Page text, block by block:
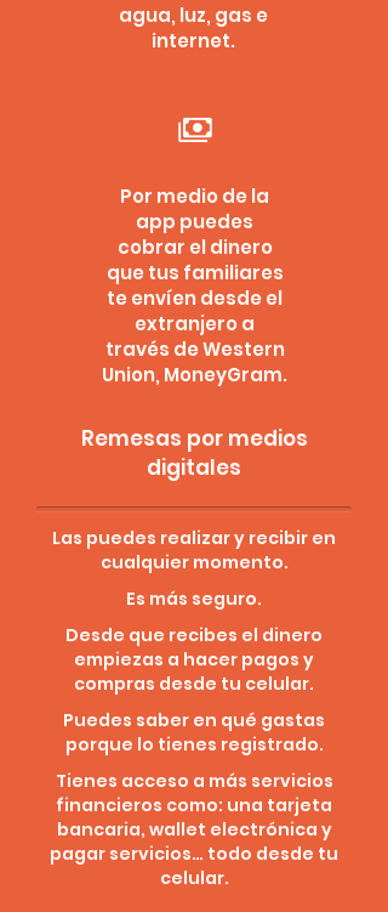
agua, luz, gas e
internet.
Por medio de la
app puedes
cobrar el dinero
que tus familiares
te envíen desde el
extranjero a
través de Western
Union, MoneyGram.
Remesas por medios
digitales
Las puedes realizar y recibir en
cualquier momento.
Es más seguro.
Desde que recibes el dinero
empiezas a hacer pagos y
compras desde tu celular.
Puedes saber en qué gastas
porque lo tienes registrado.
Tienes acceso a más servicios
financieros como: una tarjeta
bancaria, wallet electrónica y
pagar servicios… todo desde tu
celular.